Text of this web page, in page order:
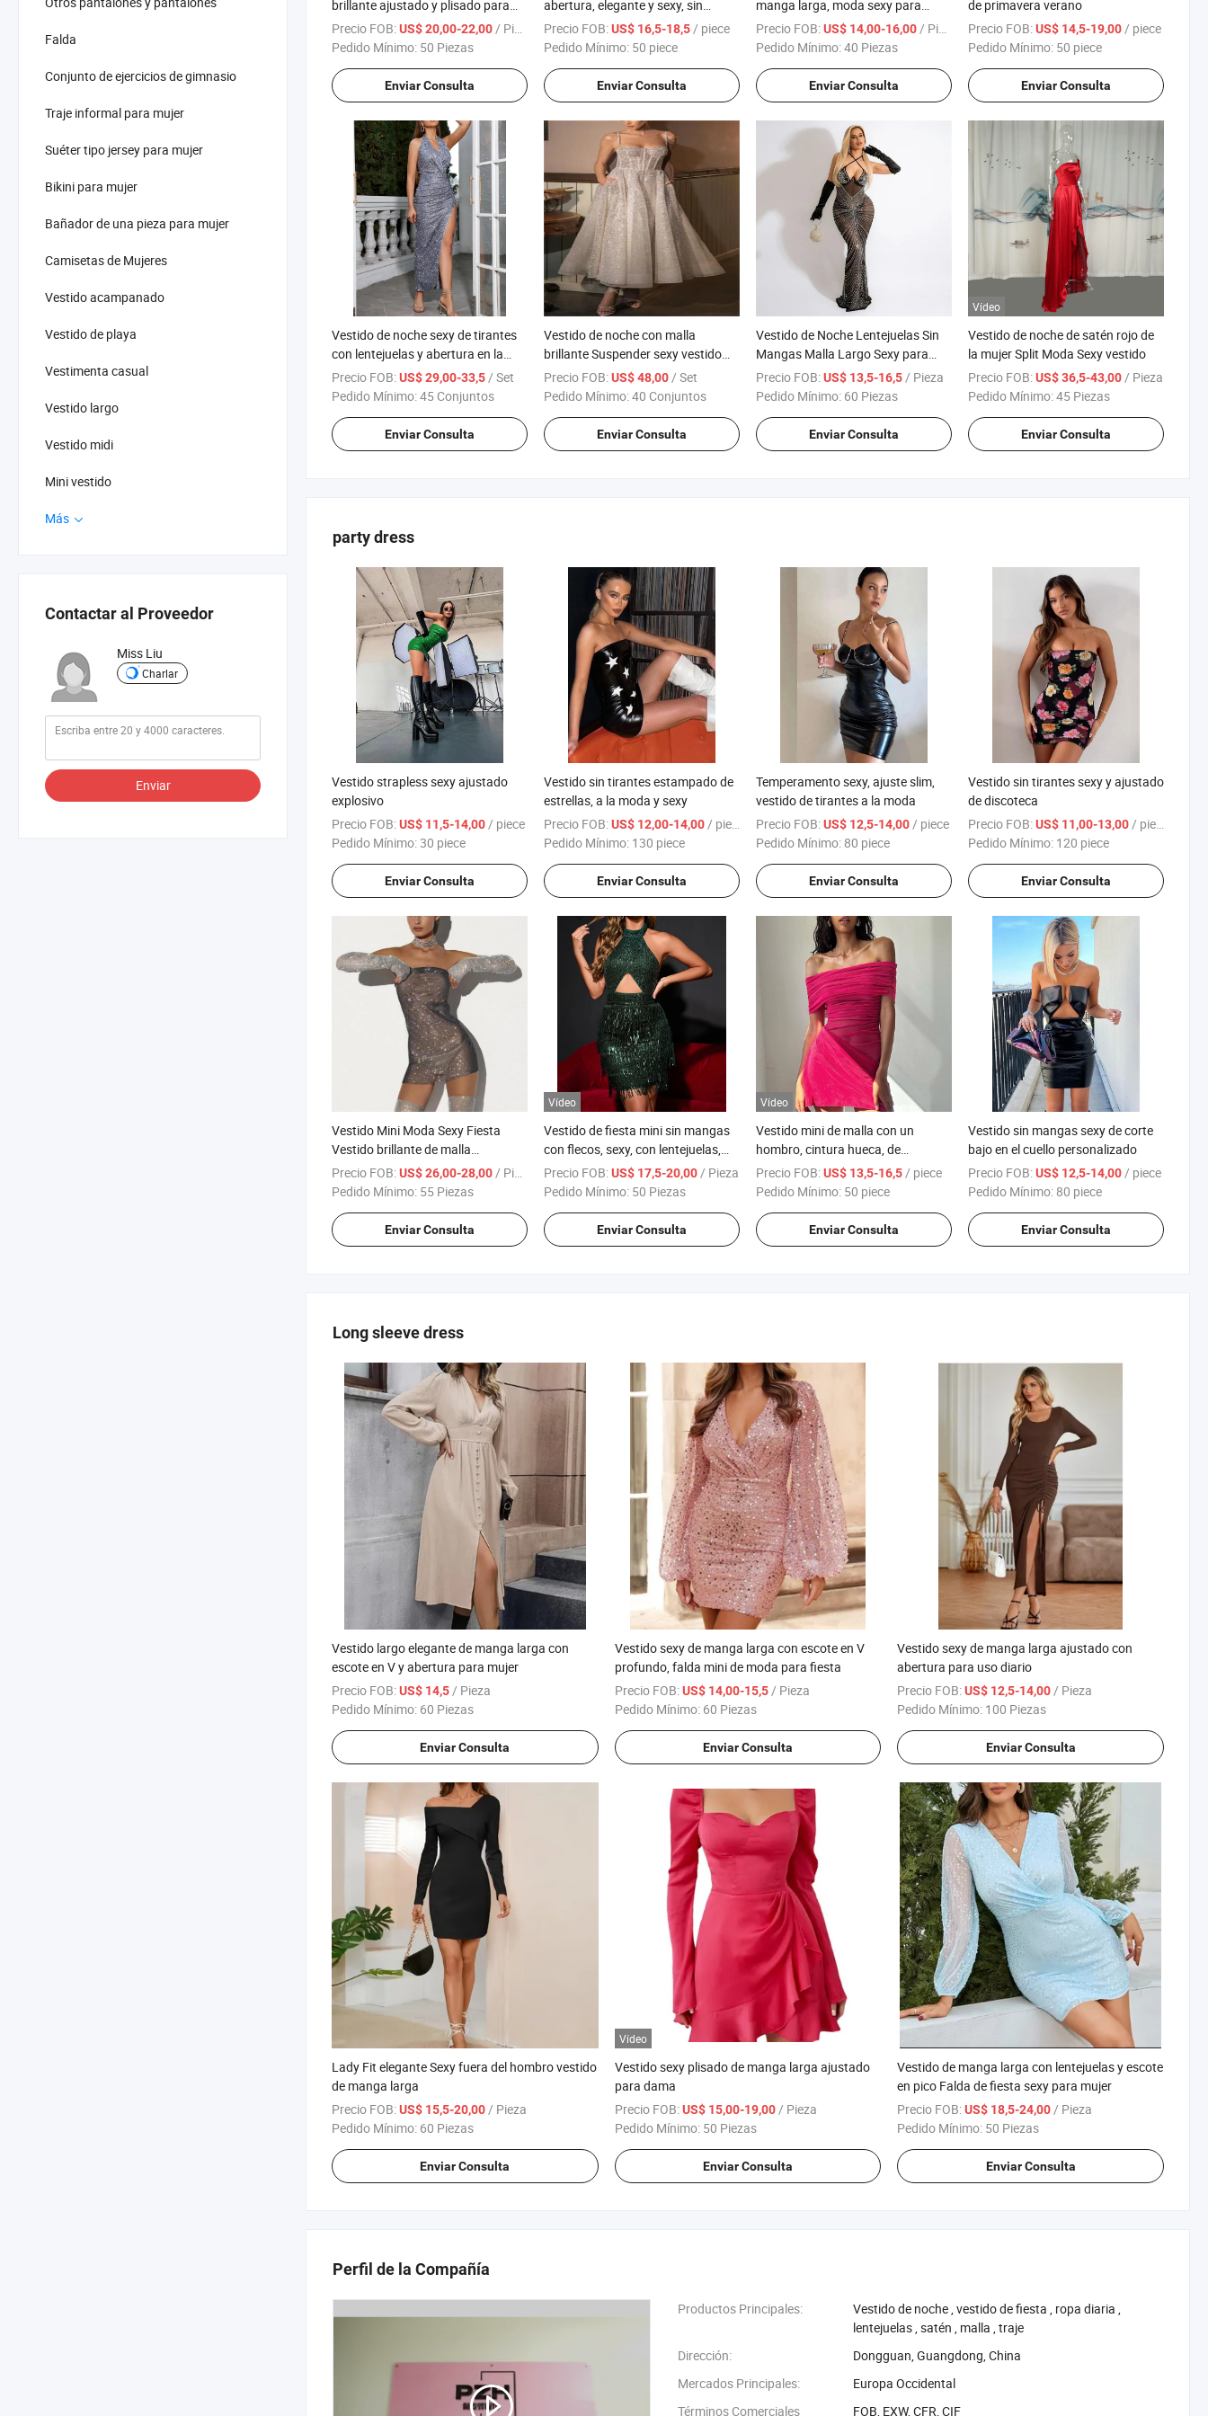
US$ 20,00-22,00
Pedido Mínimo:50 Piezas
US$ 16,5-18,5
Pedido Mínimo:50 piece
US$ 14,00-16,00
Pedido Mínimo:40 Piezas
US$ 14,5-19,00
Pedido Mínimo:50 piece
Vestido de noche sexy de tirantes
con lentejuelas y abertura en la
pierna, vestido de espalda
descubierta
Precio FOB:US$ 29,00-33,5/ Set
Pedido Mínimo:45 Conjuntos
Vestido de noche con malla
brillante Suspender sexy vestido
largo moda A-Line Vestido largo de
Precio FOB:US$ 48,00/ Set
Pedido Mínimo:40 Conjuntos
Vestido de Noche Lentejuelas Sin
Mangas Malla Largo Sexy para
Mujeres
Precio FOB:US$ 13,5-16,5/ Pieza
Pedido Mínimo:60 Piezas
Vídeo
Vestido de noche de satén rojo de
la mujer Split Moda Sexy vestido
Precio FOB:US$ 36,5-43,00/ Pieza
Pedido Mínimo:45 Piezas
Vestido strapless sexy ajustado
explosivo
Precio FOB:
Pedido Mínimo:30 piece
Vestido sin tirantes estampado de
estrellas, a la moda y sexy
Precio FOB:US$ 12,00-14,00
Pedido Mínimo:130 piece
Temperamento sexy, ajuste slim,
vestido de tirantes a la moda
Precio FOB:US$ 12,5-14,00/ piece
Pedido Mínimo:80 piece
Vestido sin tirantes sexy y ajustado
de discoteca
Precio FOB:US$ 11,00-13,00
Pedido Mínimo:120 piece
Vestido Mini Moda Sexy Fiesta
Vestido brillante de malla
translúcida
Precio FOB:US$ 26,00-28,00
Pedido Mínimo:55 Piezas
Vídeo
Vestido de fiesta mini sin mangas
con flecos, sexy, con lentejuelas,
espalda descubierta y falda
Precio FOB:US$ 17,5-20,00/ Pieza
Pedido Mínimo:50 Piezas
Vestido mini de malla con un
hombro, cintura hueca, de
Temperament Primavera Verano
Precio FOB:US$ 13,5-16,5
Pedido Mínimo:50 piece
Vestido sin mangas sexy de corte
bajo en el cuello personalizado
Precio FOB:US$ 12,5-14,00/ piece
Pedido Mínimo:80 piece
Vestido largo elegante de manga larga con
escote en V y abertura para mujer
Precio FOB:US$ 14,5/ Pieza
Pedido Mínimo:60 Piezas
Vestido sexy de manga larga con escote en V
profundo, falda mini de moda para fiesta
Precio FOB:US$ 14,00-15,5/ Pieza
Pedido Mínimo:60 Piezas
Vestido sexy de manga larga ajustado con
abertura para uso diario
Precio FOB:US$ 12,5-14,00
Pedido Mínimo:100 Piezas
Lady Fit elegante Sexy fuera del hombro vestido
de manga larga
Precio FOB:US$ 15,5-20,00
Pedido Mínimo:60 Piezas
Vestido sexy plisado de manga larga ajustado
para dama
Precio FOB:
Pedido Mínimo:50 Piezas
Vestido de manga larga con lentejuelas y escote
en pico Falda de fiesta sexy para mujer
Precio FOB:US$ 18,5-24,00/ Pieza
Pedido Mínimo:50 Piezas
‪lentejuelas‬ , ‪satén‬ ,‪malla‬, ‪traje‬
Dongguan, Guangdong, China
Mercados Principales:
Europa Occidental
Términos Comerciales
Internacionales(Incoterms):
FOB, EXW, CFR, CIF
Traje informal para mujer
Suéter tipo jersey para mujer
Bikini para mujer
Bañador de una pieza para mujer
Camisetas de Mujeres
Vestido acampanado
Vestido de playa
Vestimenta casual
Vestido midi
Charlar
Enviar